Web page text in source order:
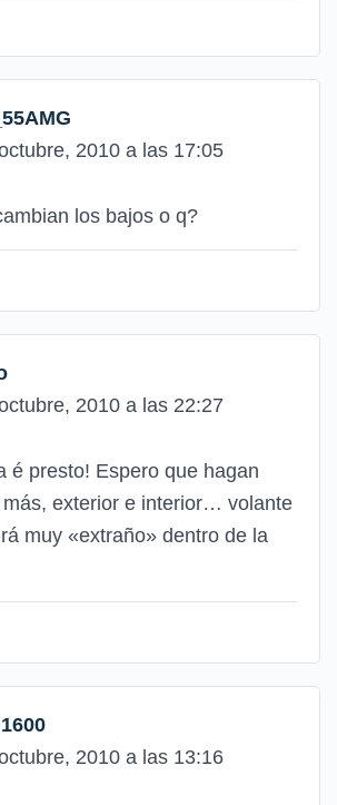
2010 a las 17:05
los bajos o q?
2010 a las 22:27
é presto! Espero que hagan
exterior e interior… volante
muy «extraño» dentro de la
2010 a las 13:16